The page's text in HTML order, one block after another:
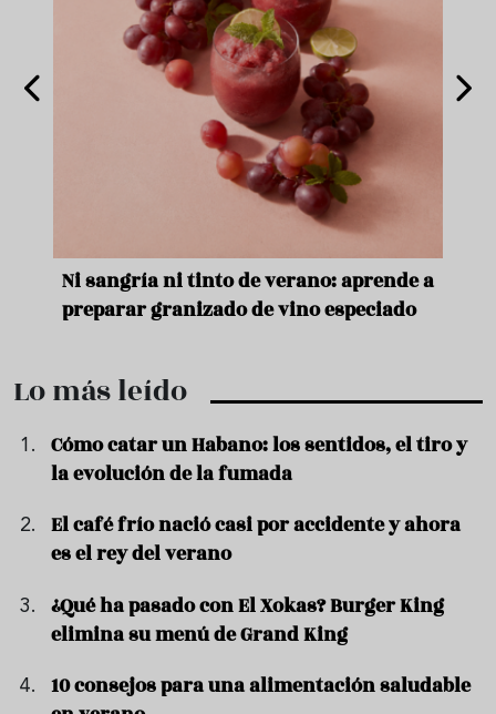
Ni sangría ni tinto de verano: aprende a
preparar granizado de vino especiado
Lo más leído
Cómo catar un Habano: los sentidos, el tiro y
la evolución de la fumada
El café frío nació casi por accidente y ahora
es el rey del verano
¿Qué ha pasado con El Xokas? Burger King
elimina su menú de Grand King
10 consejos para una alimentación saludable